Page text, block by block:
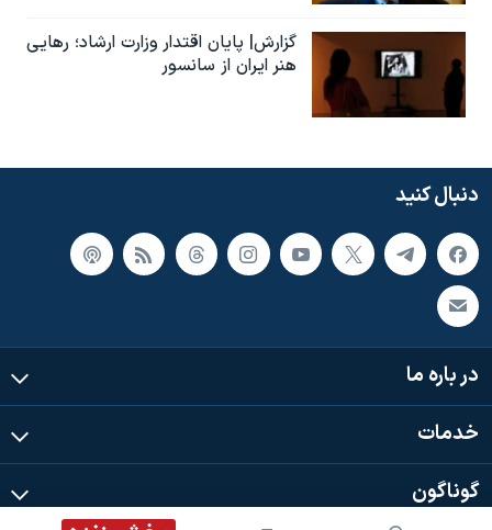
گزارش| پایان اقتدار وزارت ارشاد؛ رهایی
هنر ایران از سانسور
دنبال کنید
در باره ما
خدمات
گوناگون